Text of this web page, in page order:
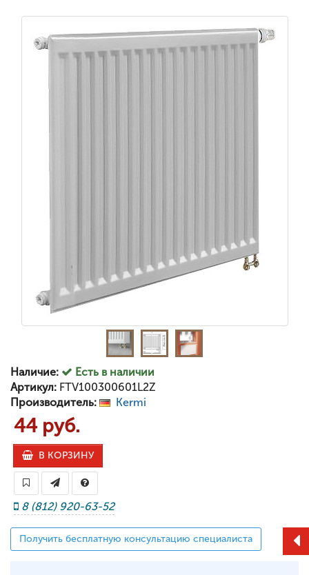
Наличие:
Есть в наличии
Артикул: FTV100300601L2Z
Производитель:
Kermi
44 руб.
В КОРЗИНУ
8 (812) 920-63-52
Получить бесплатную консультацию специалиста